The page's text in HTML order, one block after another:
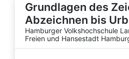
Grundlagen des
Abzeichnen bis
Hamburger Volkshochschule
Freien und Hansestadt